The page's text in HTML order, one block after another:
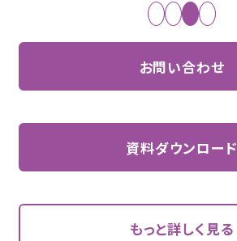
お問い合わせ
資料ダウンロード
もっと詳しく見る